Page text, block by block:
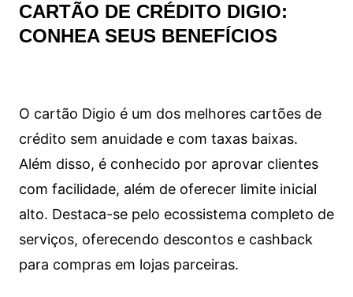
CARTÃO DE CRÉDITO DIGIO:
CONHEA SEUS BENEFÍCIOS
O cartão Digio é um dos melhores cartões de
crédito sem anuidade e com taxas baixas.
Além disso, é conhecido por aprovar clientes
com facilidade, além de oferecer limite inicial
alto. Destaca-se pelo ecossistema completo de
serviços, oferecendo descontos e cashback
para compras em lojas parceiras.